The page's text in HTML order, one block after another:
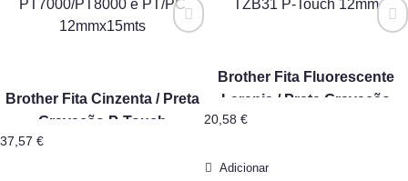
Brother Fita Cinzenta / Preta
Gravação P-Touch
PT7000/PT8000 e PT/PC
37,57 €
Brother Fita Fluorescente
Laranja / Preta Gravação
TZB31 P-Touch 12mm
20,58 €
Adicionar